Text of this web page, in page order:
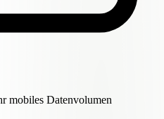
mobiles Datenvolumen